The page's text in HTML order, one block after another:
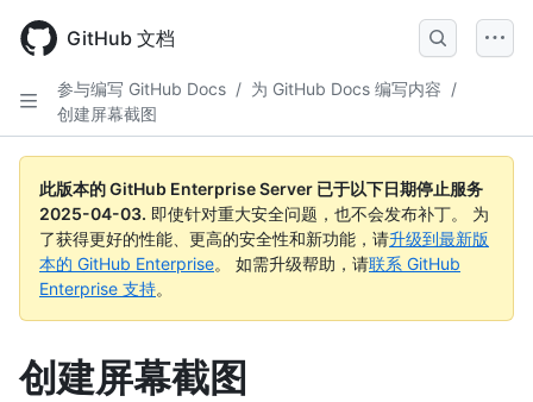
main
content
GitHub 文档
参与编写 GitHub Docs / 为 GitHub Docs 编写内容 /
创建屏幕截图
此版本的 GitHub Enterprise Server 已于以下日期停止服务
2025-04-03. 即使针对重大安全问题，也不会发布补丁。 为
了获得更好的性能、更高的安全性和新功能，请升级到最新版
本的 GitHub Enterprise。 如需升级帮助，请联系 GitHub
Enterprise 支持。
创建屏幕截图